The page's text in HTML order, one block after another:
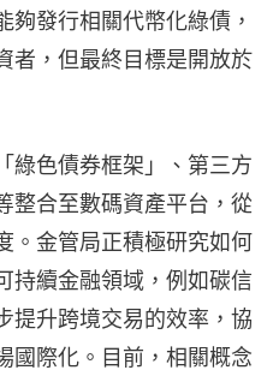
夠發行相關代幣化綠債，
者，但最終目標是開放於
綠色債券框架」、第三方
整合至數碼資產平台，從
。金管局正積極研究如何
持續金融領域，例如碳信
提升跨境交易的效率，協
國際化。目前，相關概念